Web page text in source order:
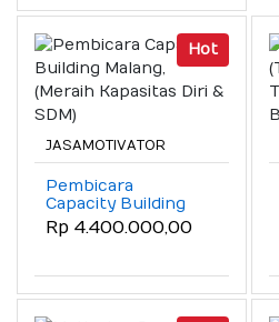
Hot
JASAMOTIVATOR
Pembicara
Capacity Building
Malang, (Meraih
Kapasitas Diri &
Rp 4.400.000,00